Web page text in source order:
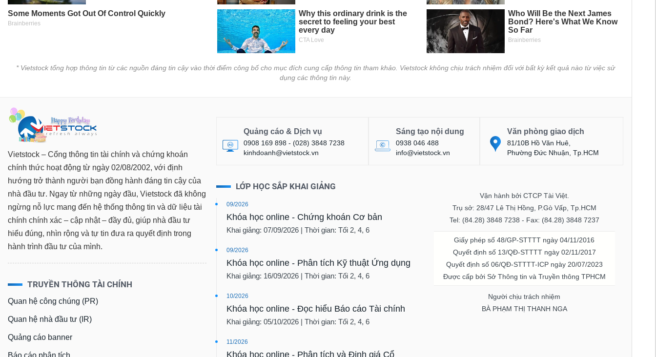
* Vietstock tổng hợp thông tin từ các nguồn đáng tin cậy vào thời điểm công bố cho mục đích cung cấp thông tin tham khảo. Vietstock không chịu trách nhiệm đối với bất kỳ kết quả nào từ việc sử
dụng các thông tin này.
Vietstock – Cổng thông tin tài chính và chứng khoán
chính thức hoạt động từ ngày 02/08/2002, với định
hướng trở thành người bạn đồng hành đáng tin cậy của
nhà đầu tư. Ngay từ những ngày đầu, Vietstock đã không
ngừng nỗ lực mang đến hệ thống thông tin và dữ liệu tài
chính chính xác – cập nhật – đầy đủ, giúp nhà đầu tư
hiểu đúng, nhìn rộng và tự tin đưa ra quyết định trong
hành trình đầu tư của mình.
TRUYỀN THÔNG TÀI CHÍNH
Quan hệ công chúng (PR)
Quan hệ nhà đầu tư (IR)
Quảng cáo banner
Báo cáo phân tích
Quảng cáo & Dịch vụ
0908 169 898 - (028) 3848 7238
kinhdoanh@vietstock.vn
Sáng tạo nội dung
0938 046 488
info@vietstock.vn
Văn phòng giao dịch
81/10B Hồ Văn Huê,
Phường Đức Nhuận, Tp.HCM
LỚP HỌC SẮP KHAI GIẢNG
09/2026
Khóa học online - Chứng khoán Cơ bản
Khai giảng: 07/09/2026 | Thời gian: Tối 2, 4, 6
09/2026
Khóa học online - Phân tích Kỹ thuật Ứng dụng
Khai giảng: 16/09/2026 | Thời gian: Tối 2, 4, 6
10/2026
Khóa học online - Đọc hiểu Báo cáo Tài chính
Khai giảng: 05/10/2026 | Thời gian: Tối 2, 4, 6
11/2026
Khóa học online - Phân tích và Định giá Cổ
Vận hành bởi CTCP Tài Việt.
Trụ sở: 28/47 Lê Thị Hồng, P.Gò Vấp, Tp.HCM
Tel: (84.28) 3848 7238 - Fax: (84.28) 3848 7237
Giấy phép số 48/GP-STTTT ngày 04/11/2016
Quyết định số 13/QĐ-STTTT ngày 02/11/2017
Quyết định số 06/QĐ-STTTT-ICP ngày 20/07/2023
Được cấp bởi Sở Thông tin và Truyền thông TPHCM
Người chịu trách nhiệm
BÀ PHẠM THỊ THANH NGA
LƯỢNG
VẬT
CÔNG
NGHIỆP
TIÊU
DÙNG
KHÔNG
YẾU
DÙNG
YẾU
CHĂM